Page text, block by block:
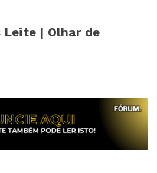
Leite | Olhar de